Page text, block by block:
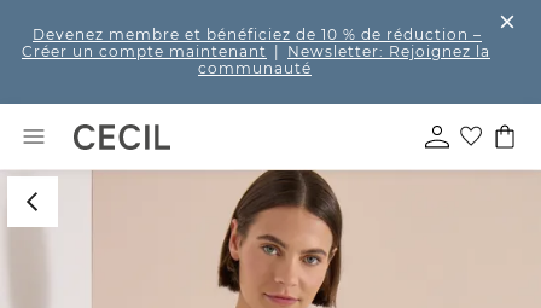
Devenez membre et bénéficiez de 10 % de réduction –
Créer un compte maintenant
Newsletter: Rejoignez la
communauté